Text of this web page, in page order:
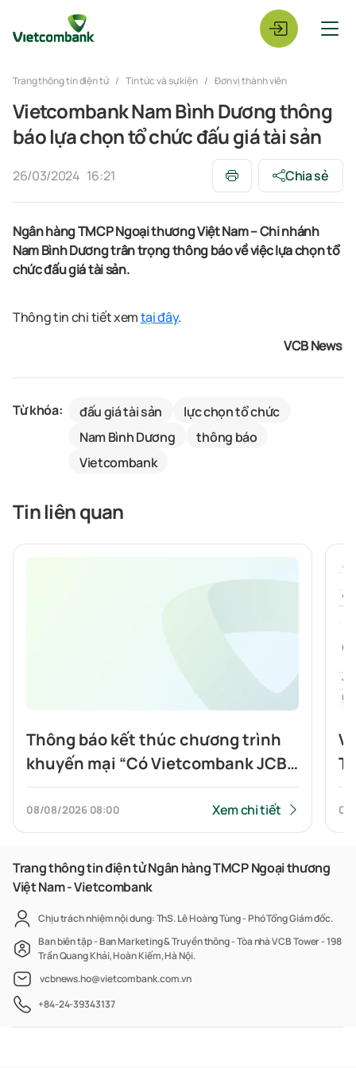
Trang thông tin điện tử Tin tức và sự kiện Đơn vị thành viên
Vietcombank Nam Bình Dương thông
báo lựa chọn tổ chức đấu giá tài sản
26/03/2024 16:21 Chia sẻ
Ngân hàng TMCPNgoại thươngViệt Nam – Chi nhánh
Nam Bình Dươngtrân trọng thông báo về việc lựa chọn tổ
chức đấu giá tài sản.
Thông tin chi tiết xemtại đây.
VCB News
Từ khóa: đấu giá tài sản
lực chọn tổ chức
Nam Bình Dương
thông báo
Vietcombank
Tin liên quan
Thông báo kết thúc chương trình
khuyến mại “Có Vietcombank JCB,
Highlands nửa giá”
08/08/2026 08:00 Xem chi tiết
Trang thông tin điện tử Ngân hàng TMCP Ngoại thương
Việt Nam - Vietcombank
Chịu trách nhiệm nội dung: ThS. Lê Hoàng Tùng - Phó Tổng Giám đốc.
Ban biên tập - Ban Marketing & Truyền thông - Tòa nhà VCB Tower - 198
Trần Quang Khải, Hoàn Kiếm, Hà Nội.
vcbnews.ho@vietcombank.com.vn
+84-24-39343137